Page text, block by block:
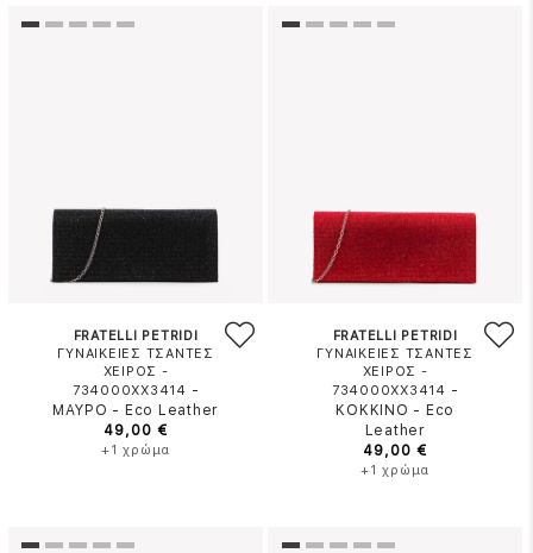
FRATELLI PETRIDI
ΓΥΝΑΙΚΕΙΕΣ ΤΣΑΝΤΕΣ
ΧΕΙΡΟΣ -
734000XX3414 -
ΜΑΥΡΟ - Eco Leather
49,00 €
+1 χρώμα
FRATELLI PETRIDI
ΓΥΝΑΙΚΕΙΕΣ ΤΣΑΝΤΕΣ
ΧΕΙΡΟΣ -
734000XX3414 -
ΚΟΚΚΙΝΟ - Eco
Leather
49,00 €
+1 χρώμα